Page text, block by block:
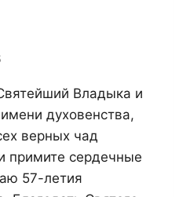
Владыка и
духовенства,
верных чад
примите сердечные
57-летия